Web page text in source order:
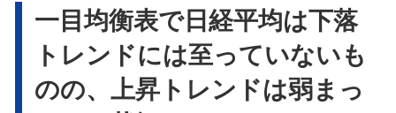
一目均衡表で日経平均は下落
トレンドには至っていないも
のの、上昇トレンドは弱まっ